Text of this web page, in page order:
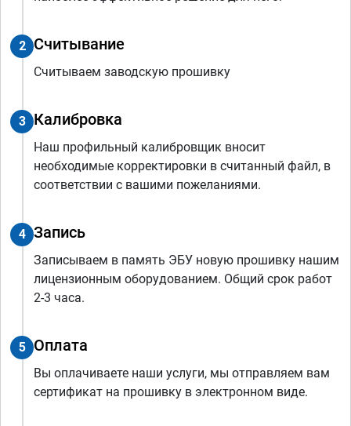
2 Считывание
Считываем заводскую прошивку
3 Калибровка
Наш профильный калибровщик вносит
необходимые корректировки в считанный файл, в
соответствии с вашими пожеланиями.
4 Запись
Записываем в память ЭБУ новую прошивку нашим
лицензионным оборудованием. Общий срок работ
2-3 часа.
5 Оплата
Вы оплачиваете наши услуги, мы отправляем вам
сертификат на прошивку в электронном виде.